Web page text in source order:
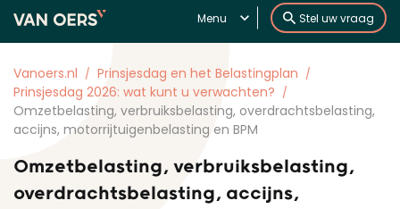
Menu Stel uw vraag
Vanoers.nl
Prinsjesdag en het Belastingplan
Prinsjesdag 2026: wat kunt u verwachten?
Omzetbelasting, verbruiksbelasting, overdrachtsbelasting,
accijns, motorrijtuigenbelasting en BPM
Omzetbelasting, verbruiksbelasting,
overdrachtsbelasting, accijns,